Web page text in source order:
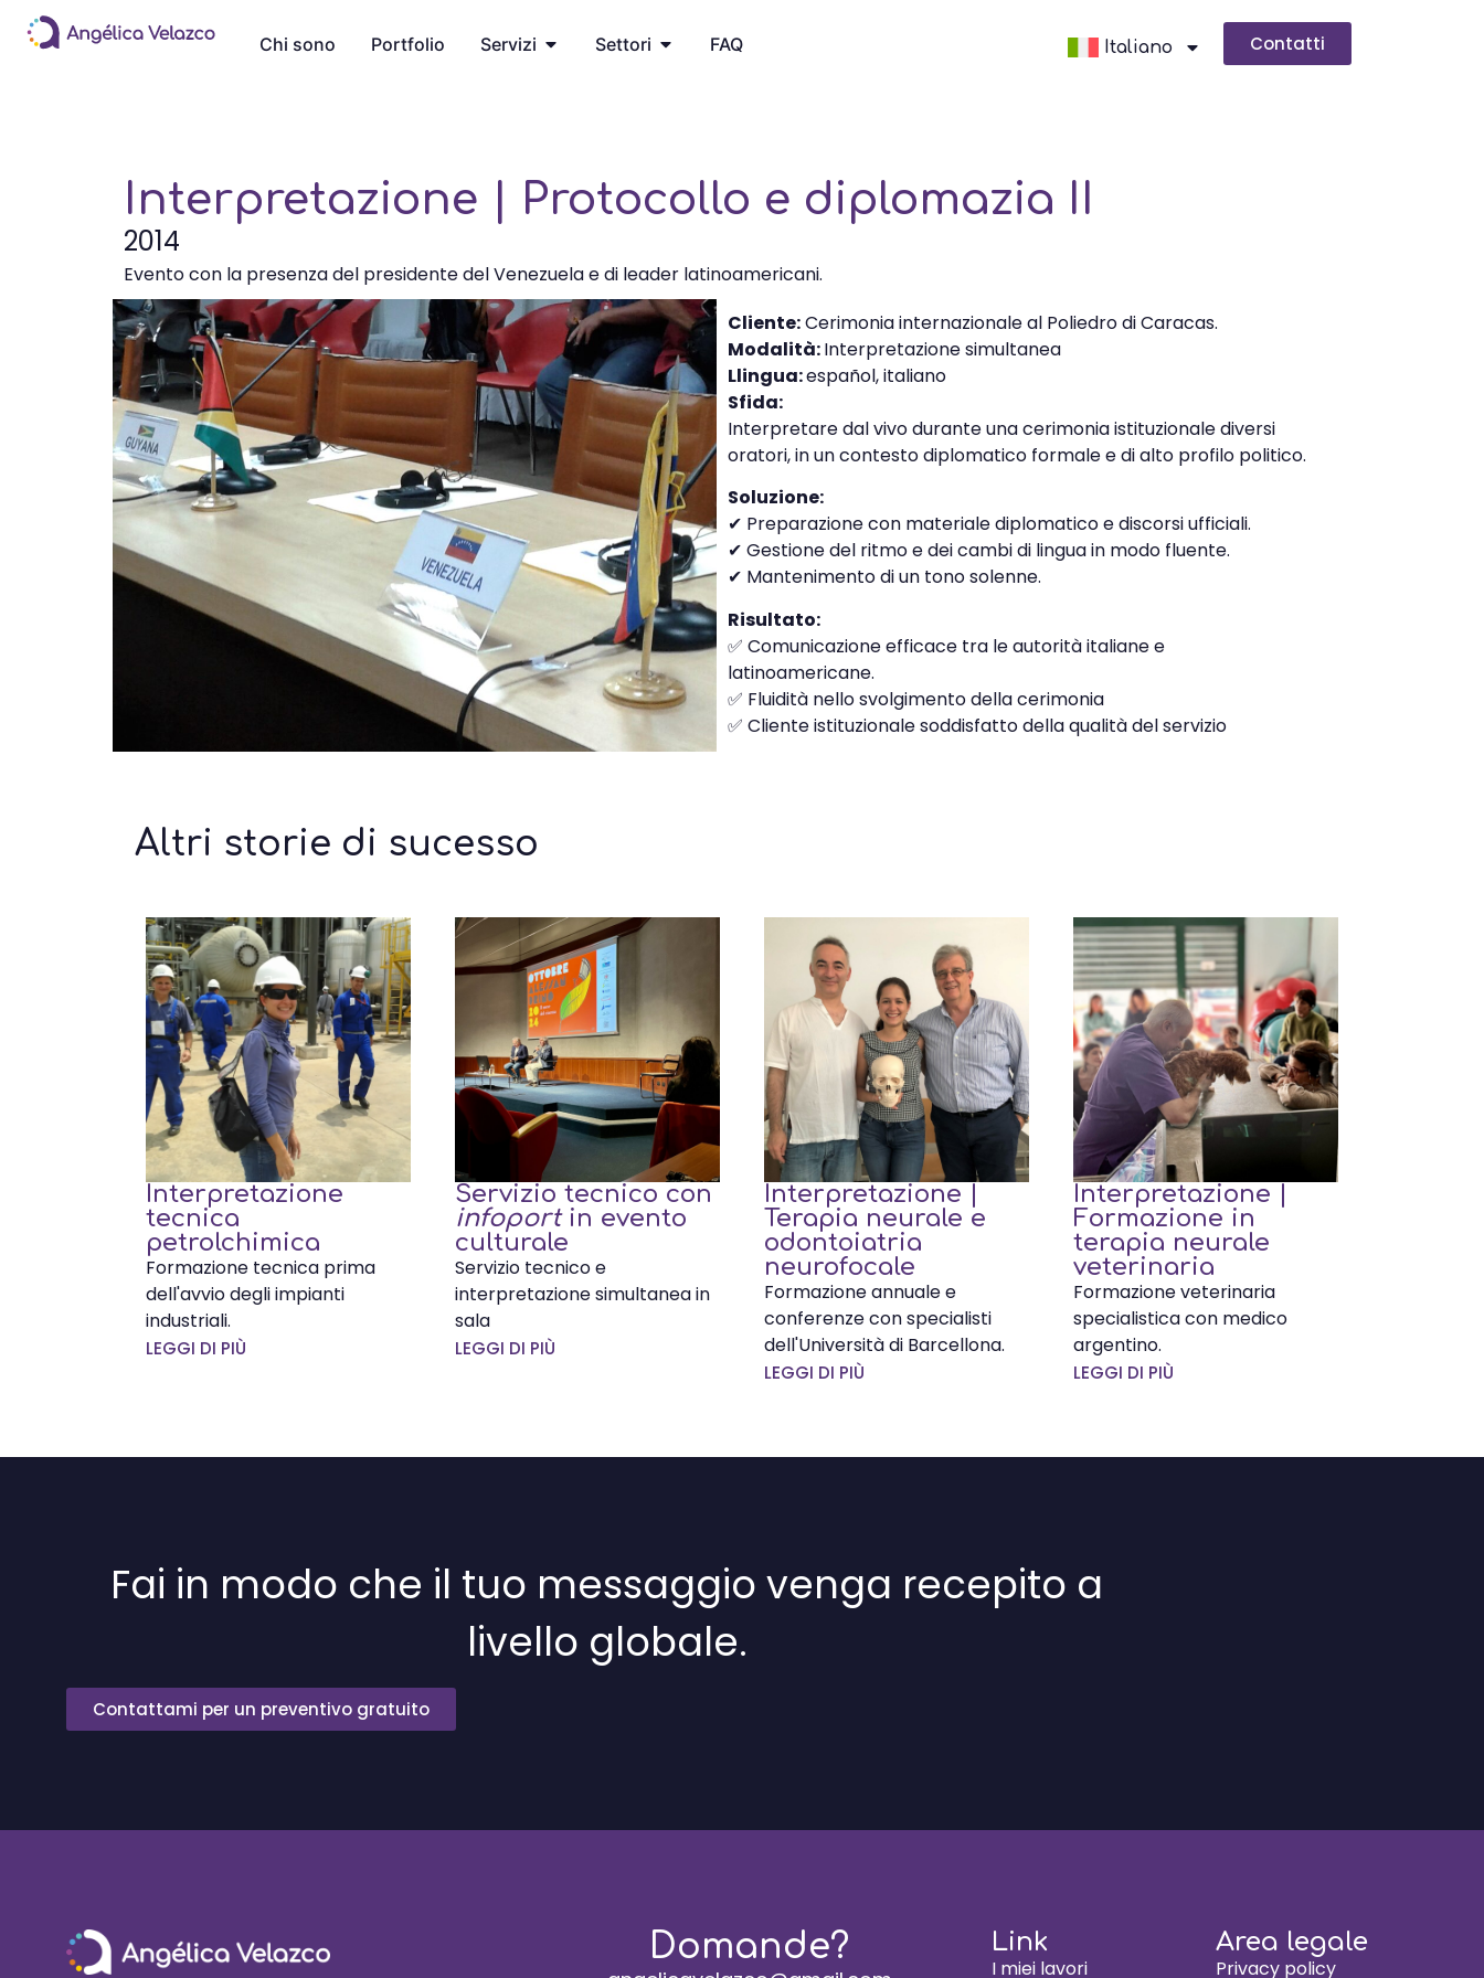
Chi sono Portfolio Servizi Settori FAQ Italiano Contatti
Interpretazione | Protocollo e diplomazia II
2014
Evento con la presenza del presidente del Venezuela e di leader latinoamericani.
Cliente:Cerimonia internazionale al Poliedro di Caracas.
Modalità:Interpretazione simultanea
Llingua:español, italiano
Sfida:
Interpretare dal vivo durante una cerimonia istituzionale diversi
oratori, in un contesto diplomatico formale e di alto profilo politico.
Soluzione:
✔ Preparazione con materiale diplomatico e discorsi ufficiali.
✔ Gestione del ritmo e dei cambi di lingua in modo fluente.
✔ Mantenimento di un tono solenne.
Risultato:
✅ Comunicazione efficace tra le autorità italiane e
latinoamericane.
✅ Fluidità nello svolgimento della cerimonia
✅ Cliente istituzionale soddisfatto della qualità del servizio
Altri storie di sucesso
Interpretazione
tecnica
petrolchimica
Formazione tecnica prima
dell'avvio degli impianti
industriali.
LEGGI DI PIÙ
Servizio tecnico con
infoportin evento
culturale
Servizio tecnico e
interpretazione simultanea in
sala
LEGGI DI PIÙ
Interpretazione |
Terapia neurale e
odontoiatria
neurofocale
Formazione annuale e
conferenze con specialisti
dell'Università di Barcellona.
LEGGI DI PIÙ
Interpretazione |
Formazione in
terapia neurale
veterinaria
Formazione veterinaria
specialistica con medico
argentino.
LEGGI DI PIÙ
Fai in modo che il tuo messaggio venga recepito a
livello globale.
Contattami per un preventivo gratuito
Domande? Link
I miei lavori
Area legale
Privacy policy